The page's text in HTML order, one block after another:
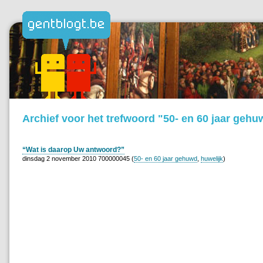
Archief voor het trefwoord "50- en 60 jaar
“Wat is daarop Uw antwoord?”
dinsdag 2 november 2010 700000045 (50- en 60 jaar gehuwd huwelijk)